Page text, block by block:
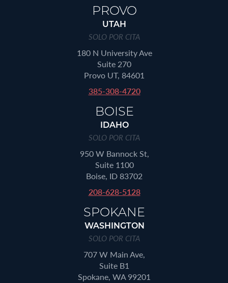
PROVO
UTAH
SOLO POR CITA
180 N University Ave
Suite 270
Provo UT, 84601
385-308-4720
BOISE
IDAHO
SOLO POR CITA
950 W Bannock St,
Suite 1100
Boise, ID 83702
208-628-5128
SPOKANE
WASHINGTON
SOLO POR CITA
707 W Main Ave,
Suite B1
Spokane, WA 99201